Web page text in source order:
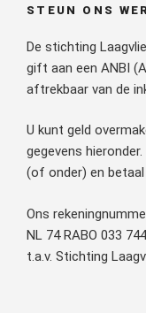
STEUN ONS
De stichting
gift aan een ANBI
aftrekbaar van de
U kunt geld
gegevens
(of onder) en
Ons
NL 74 RABO 033
t.a.v. Stichting